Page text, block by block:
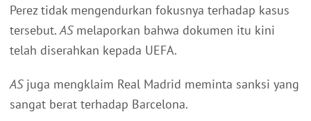
Perez tidak mengendurkan fokusnya terhadap kasus
tersebut.ASmelaporkan bahwa dokumen itu kini
telah diserahkan kepada UEFA.
ASjuga mengklaim Real Madrid meminta sanksi yang
sangat berat terhadap Barcelona.